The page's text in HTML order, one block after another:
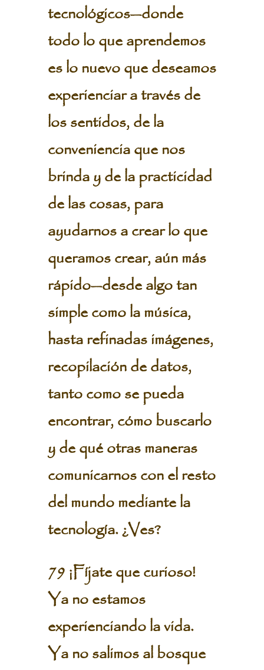
tecnológicos—donde
todo lo que aprendemos
es lo nuevo que deseamos
experienciar a través de
los sentidos, de la
conveniencia que nos
brinda y de la practicidad
de las cosas, para
ayudarnos a crear lo que
queramos crear, aún más
rápido—desde algo tan
simple como la música,
hasta refinadas imágenes,
recopilación de datos,
tanto como se pueda
encontrar, cómo buscarlo
y de qué otras maneras
comunicarnos con el resto
del mundo mediante la
tecnología. ¿Ves?
79 ¡Fíjate que curioso!
Ya no estamos
experienciando la vida.
Ya no salimos al bosque